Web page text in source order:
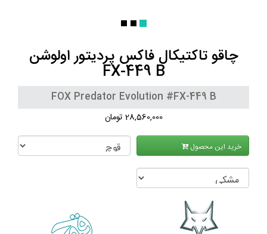
چاقو تاکتیکال فاکس پردیتور اولوشن
FX-449 B
FOX Predator Evolution #FX-449 B
28,560,000 تومان
خرید این محصول